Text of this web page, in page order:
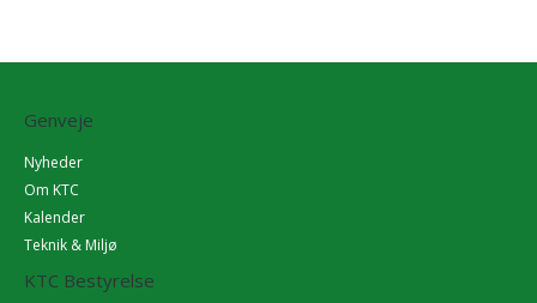
Genveje
Nyheder
Om KTC
Kalender
Teknik & Miljø
KTC Bestyrelse